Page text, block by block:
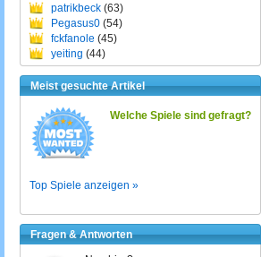
patrikbeck (63)
Pegasus0 (54)
fckfanole (45)
yeiting (44)
Meist gesuchte Artikel
Welche Spiele sind gefragt?
Top Spiele anzeigen »
Fragen & Antworten